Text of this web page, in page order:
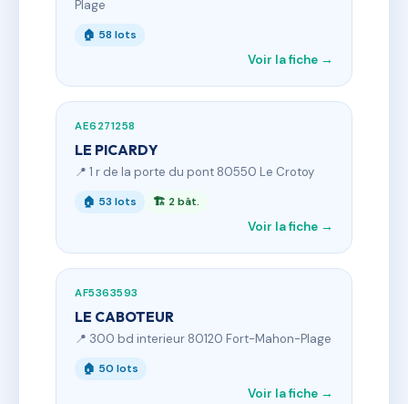
Plage
🏠 58 lots
Voir la fiche →
AE6271258
LE PICARDY
📍 1 r de la porte du pont 80550 Le Crotoy
🏠 53 lots 🏗 2 bât.
Voir la fiche →
AF5363593
LE CABOTEUR
📍 300 bd interieur 80120 Fort-Mahon-Plage
🏠 50 lots
Voir la fiche →